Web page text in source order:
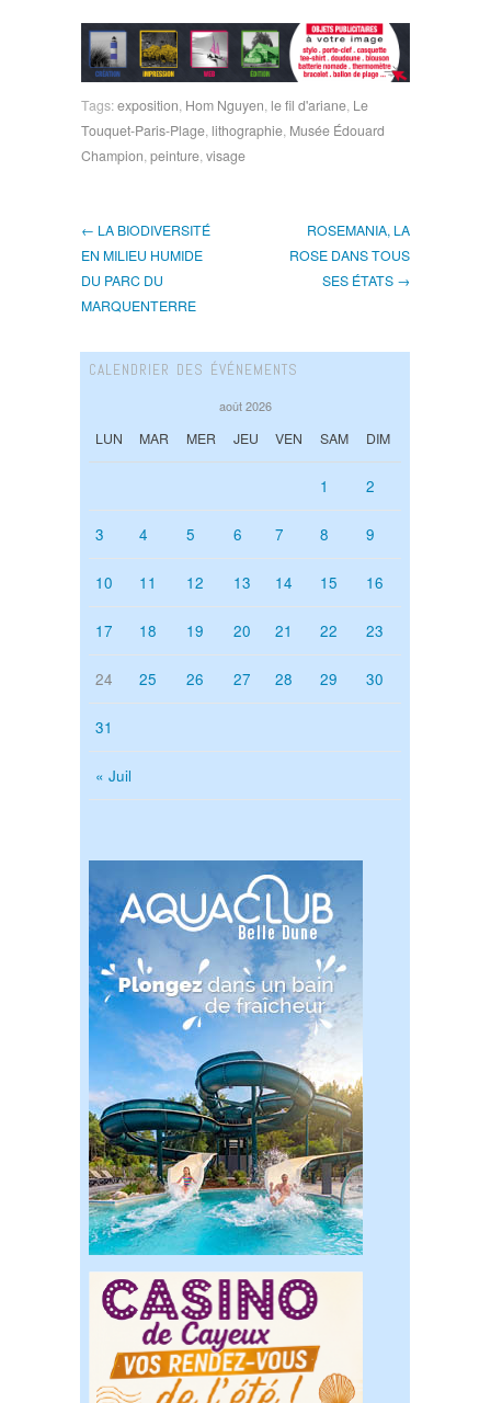
Tags:exposition, Hom Nguyen, le fil d'ariane, Le
Touquet-Paris-Plage, lithographie, Musée Édouard
Champion,peinture,visage
← LA BIODIVERSITÉ
EN MILIEU HUMIDE
DU PARC DU
MARQUENTERRE
ROSEMANIA, LA
ROSE DANS TOUS
SES ÉTATS →
CALENDRIER DES ÉVÉNEMENTS
août 2026
LUN MAR MER JEU VEN SAM DIM
« Juil
1 2
3 4 5 6 7 8 9
10 11 12 13 14 15 16
17 18 19 20 21 22 23
24 25 26 27 28 29 30
31